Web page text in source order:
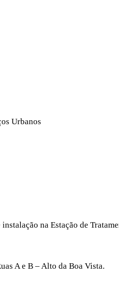
Urbanos
na Estação de
A e B – Alto da Boa Vista.